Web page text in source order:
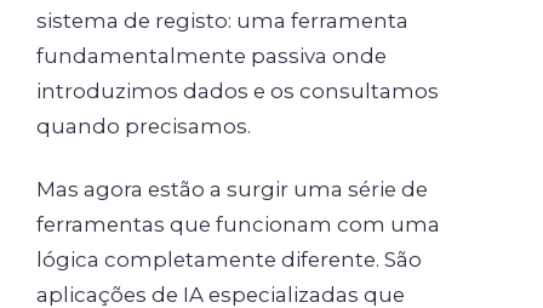
sistema de registo: uma ferramenta
fundamentalmente passiva onde
introduzimos dados e os consultamos
quando precisamos.
Mas agora estão a surgir uma série de
ferramentas que funcionam com uma
lógica completamente diferente. São
aplicações de IA especializadas que